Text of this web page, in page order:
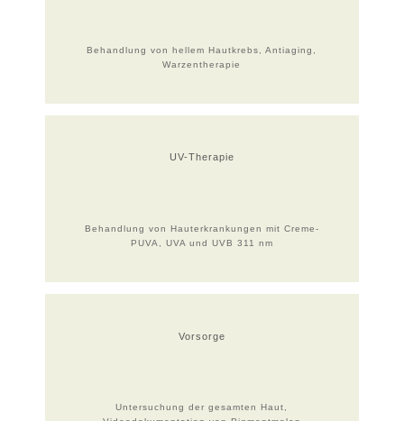
Behandlung von hellem Hautkrebs, Antiaging,
Warzentherapie
UV-Therapie
Behandlung von Hauterkrankungen mit Creme-
PUVA, UVA und UVB 311 nm
Vorsorge
Untersuchung der gesamten Haut,